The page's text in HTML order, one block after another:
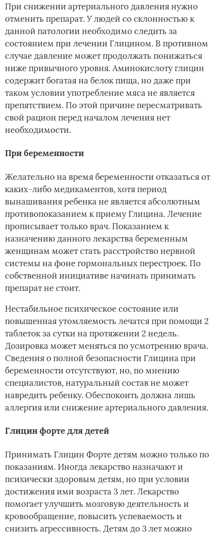
При снижении артериального давления нужно
отменить препарат. У людей со склонностью к
данной патологии необходимо следить за
состоянием при лечении Глицином. В противном
случае давление может продолжать понижаться
ниже привычного уровня. Аминокислоту глицин
содержит богатая на белок пища, но даже при
таком условии употребление мяса не является
препятствием. По этой причине пересматривать
свой рацион перед началом лечения нет
необходимости.
При беременности
Желательно на время беременности отказаться от
каких-либо медикаментов, хотя период
вынашивания ребенка не является абсолютным
противопоказанием к приему Глицина. Лечение
прописывает только врач. Показанием к
назначению данного лекарства беременным
женщинам может стать расстройство нервной
системы на фоне гормональных перестроек. По
собственной инициативе начинать принимать
препарат не стоит.
Нестабильное психическое состояние или
повышенная утомляемость лечатся при помощи 2
таблеток за сутки на протяжении 2 недель.
Дозировка может меняться по усмотрению врача.
Сведения о полной безопасности Глицина при
беременности отсутствуют, но, по мнению
специалистов, натуральный состав не может
навредить ребенку. Обеспокоить должна лишь
аллергия или снижение артериального давления.
Глицин форте для детей
Принимать Глицин Форте детям можно только по
показаниям. Иногда лекарство назначают и
психически здоровым детям, но при условии
достижения ими возраста 3 лет. Лекарство
помогает улучшить мозговую деятельность и
кровообращение, повысить успеваемость и
снизить агрессивность. Детям до 3 лет можно